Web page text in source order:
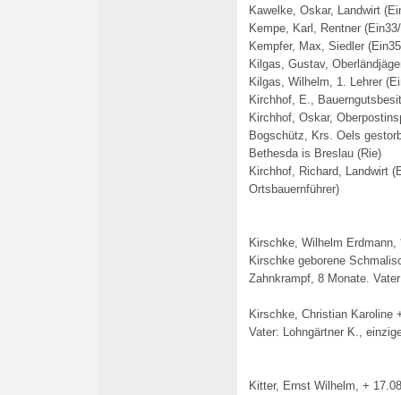
Kawelke, Oskar, Landwirt
Kempe, Karl, Rentner (Ein33/
Kempfer, Max, Siedler
Kilgas, Gustav,
Kilgas, Wilhelm, 1. Lehrer
Kirchhof, E.,
Kirchhof, Oskar,
Bogschütz, Krs. Oels
Bethesda is Breslau (Rie)
Kirchhof, Richard, Landwirt
Ortsbauernführer)
Kirschke, Wilhelm
Kirschke geborene
Zahnkrampf, 8 Monate.
Kirschke, Christian Karoline
Vater: Lohngärtner K.,
Kitter, Ernst Wilhelm, +